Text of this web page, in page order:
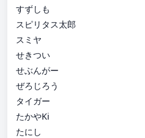
すずしも
スピリタス太郎
スミヤ
せきつい
せぶんがー
ぜろじろう
タイガー
たかやKi
たにし